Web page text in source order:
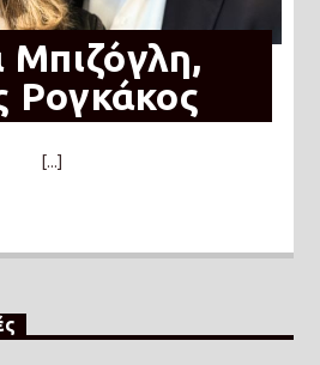
Μπιζόγλη,
Ρογκάκος
[...]